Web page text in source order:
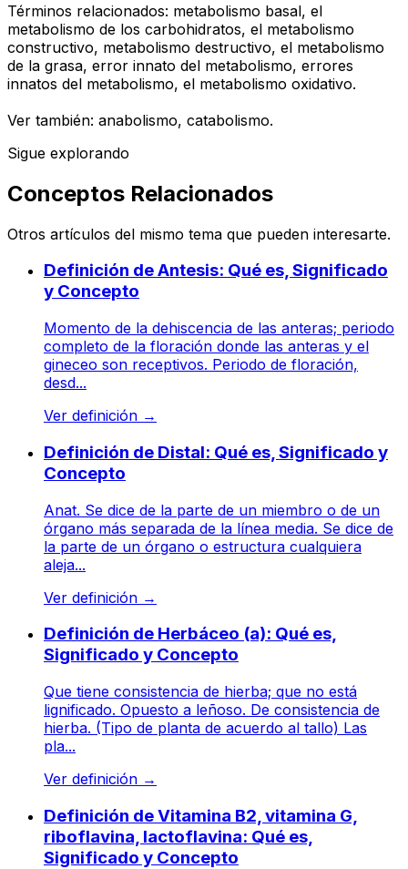
Términos relacionados: metabolismo basal, el
metabolismo de los carbohidratos, el metabolismo
constructivo, metabolismo destructivo, el metabolismo
de la grasa, error innato del metabolismo, errores
innatos del metabolismo, el metabolismo oxidativo.
Ver también: anabolismo, catabolismo.
Sigue explorando
Conceptos Relacionados
Otros artículos del mismo tema que pueden interesarte.
Definición de Antesis: Qué es, Significado
y Concepto
Momento de la dehiscencia de las anteras; periodo
completo de la floración donde las anteras y el
gineceo son receptivos. Periodo de floración,
desd...
Ver definición →
Definición de Distal: Qué es, Significado y
Concepto
Anat. Se dice de la parte de un miembro o de un
órgano más separada de la línea media. Se dice de
la parte de un órgano o estructura cualquiera
aleja...
Ver definición →
Definición de Herbáceo (a): Qué es,
Significado y Concepto
Que tiene consistencia de hierba; que no está
lignificado. Opuesto a leñoso. De consistencia de
hierba. (Tipo de planta de acuerdo al tallo) Las
pla...
Ver definición →
Definición de Vitamina B2, vitamina G,
riboflavina, lactoflavina: Qué es,
Significado y Concepto